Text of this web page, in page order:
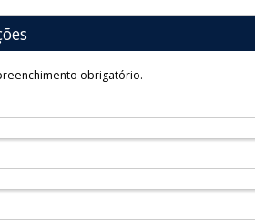
obrigatório.